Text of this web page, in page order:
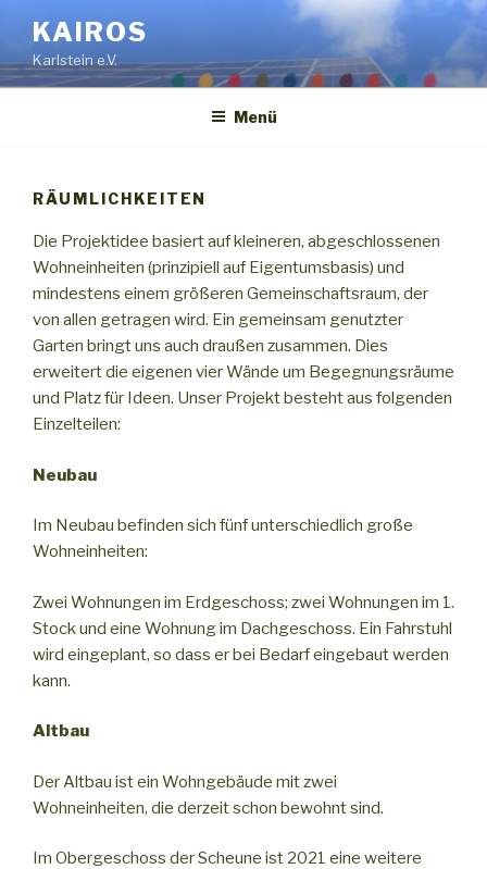
Inhalt
springen
KAIROS
Karlstein e.V.
Menü
RÄUMLICHKEITEN
Die Projektidee basiert auf kleineren, abgeschlossenen
Wohneinheiten (prinzipiell auf Eigentumsbasis) und
mindestens einem größeren Gemeinschaftsraum, der
von allen getragen wird. Ein gemeinsam genutzter
Garten bringt uns auch draußen zusammen. Dies
erweitert die eigenen vier Wände um Begegnungsräume
und Platz für Ideen. Unser Projekt besteht aus folgenden
Einzelteilen:
Neubau
Im Neubau befinden sich fünf unterschiedlich große
Wohneinheiten:
Zwei Wohnungen im Erdgeschoss; zwei Wohnungen im 1.
Stock und eine Wohnung im Dachgeschoss. Ein Fahrstuhl
wird eingeplant, so dass er bei Bedarf eingebaut werden
kann.
Altbau
Der Altbau ist ein Wohngebäude mit zwei
Wohneinheiten, die derzeit schon bewohnt sind.
Im Obergeschoss der Scheune ist 2021 eine weitere